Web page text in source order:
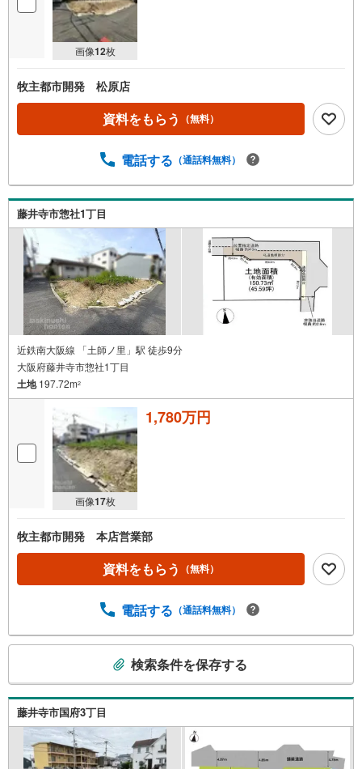
画像12枚
牧主都市開発 松原店
資料をもらう （無料）
電話する （通話料無料）
藤井寺市惣社1丁目
近鉄南大阪線 「土師ノ里」駅 徒歩9分
大阪府藤井寺市惣社1丁目
土地197.72m2
画像17枚
1,780万円
牧主都市開発 本店営業部
資料をもらう （無料）
電話する （通話料無料）
検
索
条
検索条件を保存する
藤井寺市国府3丁目